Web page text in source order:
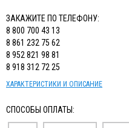
ЗАКАЖИТЕ ПО ТЕЛЕФОНУ:
8 800 700 43 13
8 861 232 75 62
8 952 821 98 81
8 918 312 72 25
ХАРАКТЕРИСТИКИ И ОПИСАНИЕ
СПОСОБЫ ОПЛАТЫ: